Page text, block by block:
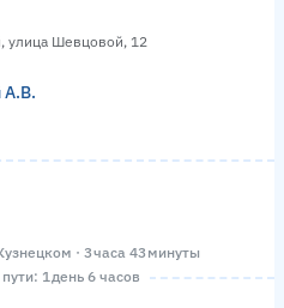
улица Шевцовой, 12
А.В.
· 3 часа 43 минуты
1 день 6 часов